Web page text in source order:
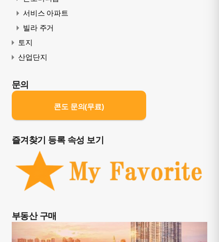
서비스 아파트
빌라 주거
토지
산업단지
문의
콘도 문의(무료)
즐겨찾기 등록 속성 보기
부동산 구매